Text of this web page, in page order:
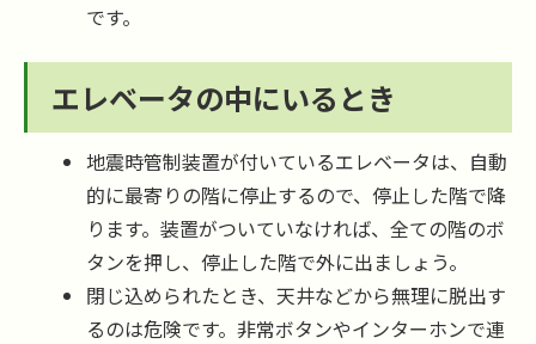
です。
エレベータの中にいるとき
地震時管制装置が付いているエレベータは、自動
的に最寄りの階に停止するので、停止した階で降
ります。装置がついていなければ、全ての階のボ
タンを押し、停止した階で外に出ましょう。
閉じ込められたとき、天井などから無理に脱出す
るのは危険です。非常ボタンやインターホンで連